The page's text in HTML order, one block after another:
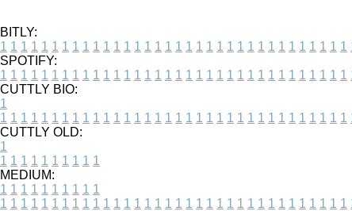
BITLY:
1 1 1 1 1 1 1 1 1 1 1 1 1 1 1 1 1 1 1 1 1 1 1 1 1 1 1 1 1 1 1 1 1 1
SPOTIFY:
1 1 1 1 1 1 1 1 1 1 1 1 1 1 1 1 1 1 1 1 1 1 1 1 1 1 1 1 1 1 1 1 1 1
CUTTLY BIO:
1
1 1 1 1 1 1 1 1 1 1 1 1 1 1 1 1 1 1 1 1 1 1 1 1 1 1 1 1 1 1 1 1 1 1
CUTTLY OLD:
1
1 1 1 1 1 1 1 1 1 1
MEDIUM:
1 1 1 1 1 1 1 1 1 1
1 1 1 1 1 1 1 1 1 1 1 1 1 1 1 1 1 1 1 1 1 1 1 1 1 1 1 1 1 1 1 1 1 1